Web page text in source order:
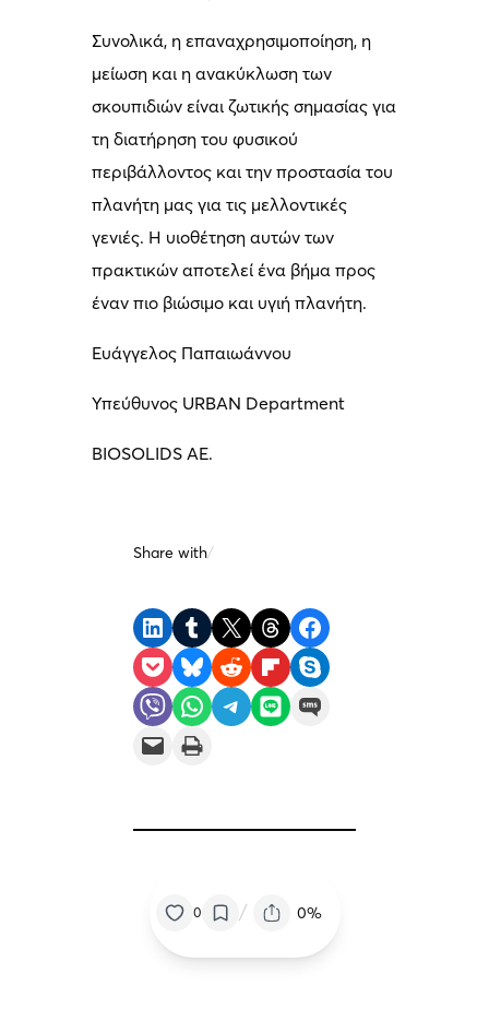
Συνολικά, η επαναχρησιμοποίηση, η
μείωση και η ανακύκλωση των
σκουπιδιών είναι ζωτικής σημασίας για
τη διατήρηση του φυσικού
περιβάλλοντος και την προστασία του
πλανήτη μας για τις μελλοντικές
γενιές. Η υιοθέτηση αυτών των
πρακτικών αποτελεί ένα βήμα προς
έναν πιο βιώσιμο και υγιή πλανήτη.
Ευάγγελος Παπαιωάννου
Υπεύθυνος URBAN Department
BIOSOLIDS AE.
Share with/
Share on LinkedIn Share on Tumblr Share on X Share on Threads
Share on Facebook
Share on Pocket
Share on Bluesky Share on Reddit Share on Flipboard
Share on Skype
Share on Viber
Share on WhatsApp Share on Telegram Share on LINE
Share on SMS
Email this Page
Print this Page
0 / 0%